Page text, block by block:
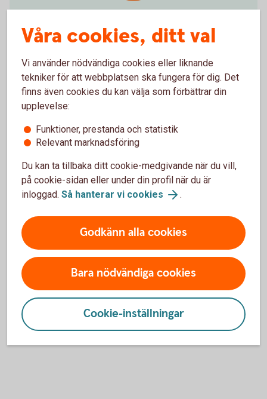
Hjälp att flytta tjänstepension
Vill du samla din pension hos oss och få en bättre
överblick? Vi kan inte flytta din tjänstepension åt dig,
men hjälper gärna till med det. Välkommen att
kontakta oss på telefon eller besöka ett bankkontor.
Ring 0771-350 350 så hjälper vi dig flytta
Hitta ett bankkontor
Tips! Skaffa Mobilt BankID
Skaffa Mobilt BankID
Våra cookies, ditt val
Vi använder nödvändiga cookies eller liknande
tekniker för att webbplatsen ska fungera för dig. Det
finns även cookies du kan välja som förbättrar din
upplevelse:
Funktioner, prestanda och statistik
Relevant marknadsföring
Du kan ta tillbaka ditt cookie-medgivande när du vill,
på cookie-sidan eller under din profil när du är
inloggad. Så hanterar vi cookies .
Godkänn alla cookies
Bara nödvändiga cookies
Cookie-inställningar